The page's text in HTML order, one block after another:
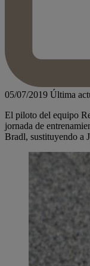
05/07/2019 Última
El piloto del equipo
jornada de
Bradl, sustituyendo a